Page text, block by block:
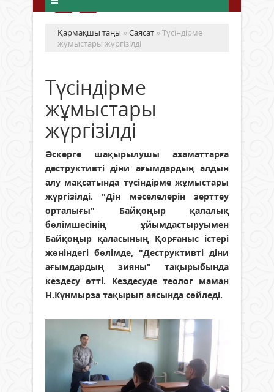
Қармақшы таңы »Саясат » Түсіндірме
жұмыстары жүргізілді
Түсіндірме
жұмыстары
жүргізілді
Әскерге шақырылушы азаматтарға
деструктивті діни ағымдардың алдын
алу мақсатында түсіндірме жұмыстары
жүргізілді. "Дін мәселелерін зерттеу
орталығы" Байқоңыр қалалық
бөлімшесінің ұйымдастыруымен
Байқоңыр қаласының Қорғаныс істері
жөніндегі бөлімде, "Деструктивті діни
ағымдардың зияны" тақырыбында
кездесу өтті. Кездесуде теолог маман
Н.Күнмырза тақырып аясында сөйледі.